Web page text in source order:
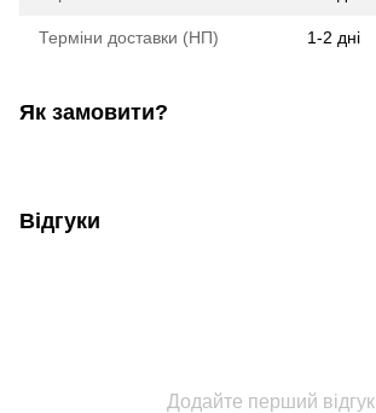
Терміни доставки (НП) 1-2 дні
Як замовити?
Відгуки
Додайте перший відгук